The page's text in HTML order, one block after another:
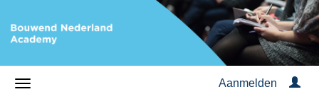
Aanmelden